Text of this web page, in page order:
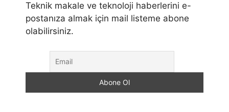
Teknik makale ve teknoloji haberlerini e-
postanıza almak için mail listeme abone
olabilirsiniz.